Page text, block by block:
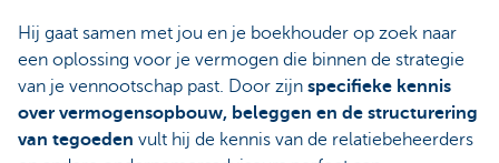
Hij gaat samen met jou en je boekhouder op zoek naar
een oplossing voor je vermogen die binnen de strategie
van je vennootschap past. Door zijn specifieke kennis
over vermogensopbouw, beleggen en de structurering
van tegoeden vult hij de kennis van de relatiebeheerders